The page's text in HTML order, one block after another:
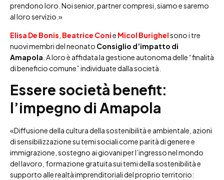
prendono loro. Noi senior, partner compresi, siamo e saremo
al loro servizio.»
Elisa De Bonis Beatrice Conie Micol Burighelsono i tre
nuovi membri del neonato Consiglio d’impatto di
Amapola . A loro è affidata la gestione autonoma delle “finalità
di beneficio comune” individuate dalla società.
Essere società benefit:
l’impegno di Amapola
«Diffusione della cultura della sostenibilità e ambientale, azioni
di sensibilizzazione su temi sociali come parità di genere e
immigrazione, sostegno ai giovani per l’ingresso nel mondo
del lavoro, formazione gratuita sui temi della sostenibilità e
supporto alle realtà imprenditoriali del proprio territorio: